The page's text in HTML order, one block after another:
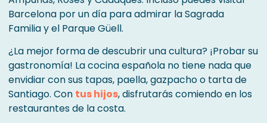
Barcelona por un día para admirar la Sagrada
Familia y el Parque Güell.
¿La mejor forma de descubrir una cultura? ¡Probar su
gastronomía! La cocina española no tiene nada que
envidiar con sus tapas, paella, gazpacho o tarta de
Santiago. Con tus hijos, disfrutarás comiendo en los
restaurantes de la costa.